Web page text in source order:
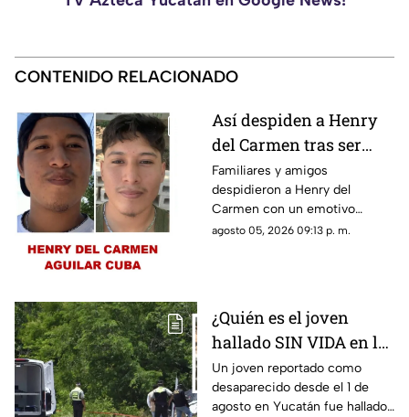
CONTENIDO RELACIONADO
Así despiden a Henry
del Carmen tras ser
hallado sin vida en la
Mérida-Chetumal tras
varios días
desaparecido
Familiares y amigos
despidieron a Henry del
Carmen con un emotivo
mensaje en redes sociales tras
agosto 05, 2026 09:13 p. m.
¿Quién es el joven
hallado SIN VIDA en la
Mérida-Chetumal? Esto
se sabe
Un joven reportado como
desaparecido desde el 1 de
agosto en Yucatán fue hallado